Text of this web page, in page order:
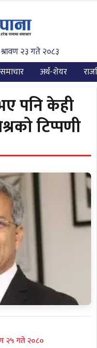
२३ गते २०८३
समाचार अर्थ-शेयर
पनि केही
टिप्पणी
२५ गते २०८०